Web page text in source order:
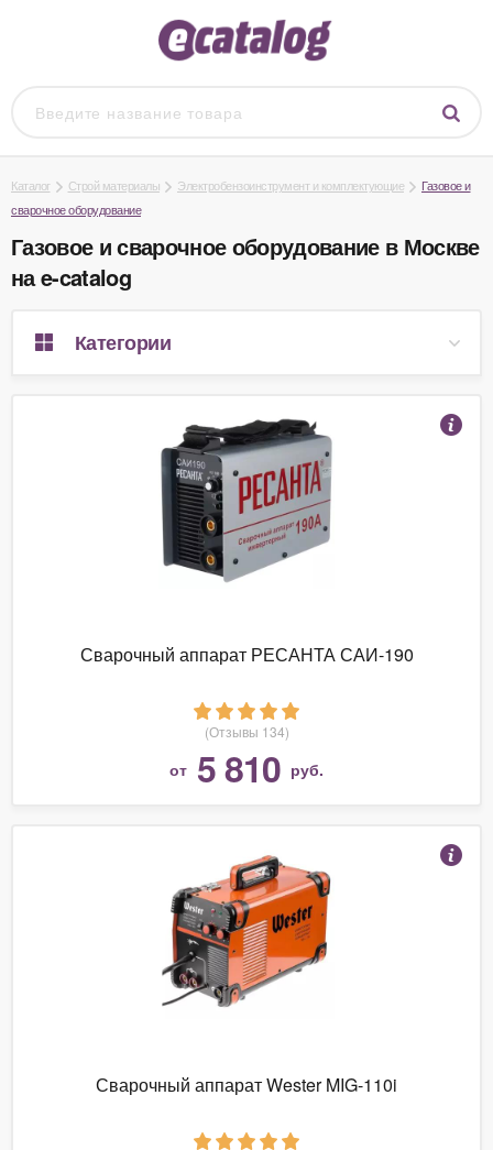
Каталог Строй материалы Электробензоинструмент и комплектующие
Газовое и
сварочное оборудование
Газовое и сварочное оборудование в Москве
на e-catalog
Категории
Сварочный аппарат РЕСАНТА САИ-190
(Отзывы 134)
от 5 810 руб.
Сварочный аппарат Wester MIG-110i